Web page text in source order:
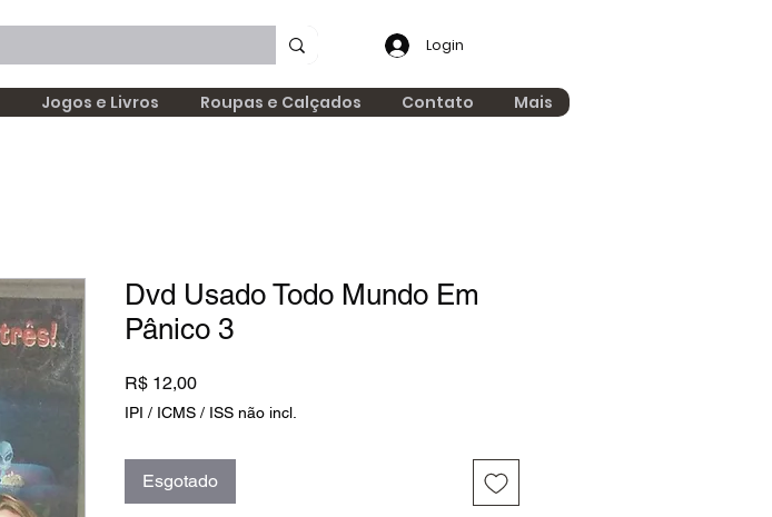
Login
Jogos e Livros Roupas e Calçados Contato Mais
Dvd Usado Todo Mundo Em
Pânico 3
R$ 12,00Preço
IPI / ICMS / ISS não incl.
Esgotado